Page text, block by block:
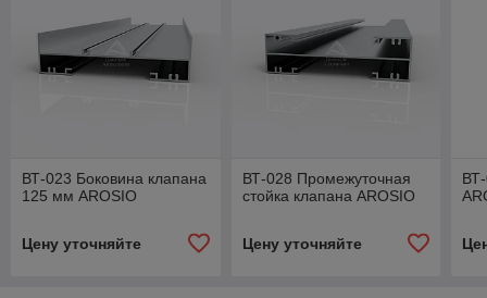
ВТ-023 Боковина клапана
125 мм AROSIO
Цену уточняйте
ВТ-028 Промежуточная
стойка клапана AROSIO
Цену уточняйте